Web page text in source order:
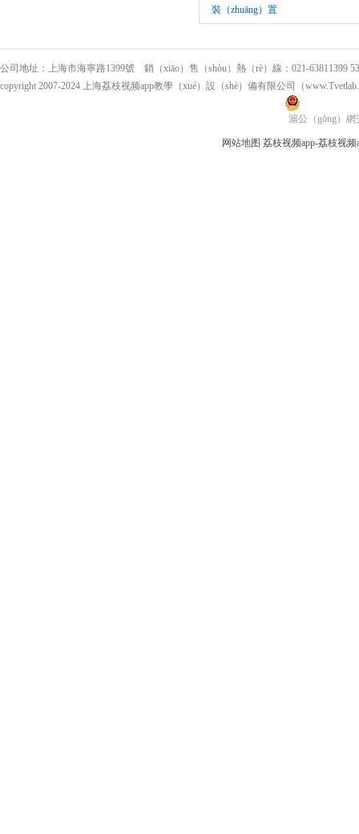
裝（zhuāng）置
公司地址：上海市海寧路1399號 銷（xiāo）售（shòu）熱（rè）線：021-63811399
copyright 2007-2024 上海荔枝视频app教學（xué）設（shè）備有限公司（
滬公（gōng）網
网站地图 荔枝视频app-荔枝视